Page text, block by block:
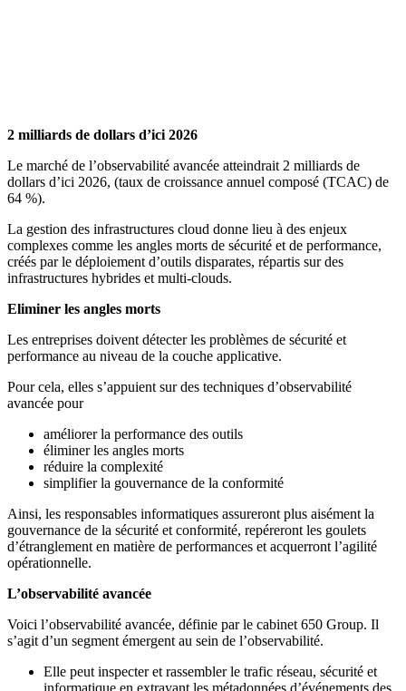
2 milliards de dollars d’ici 2026
Le marché de l’observabilité avancée atteindrait 2 milliards de
dollars d’ici 2026, (taux de croissance annuel composé (TCAC) de
64 %).
La gestion des infrastructures cloud donne lieu à des enjeux
complexes comme les angles morts de sécurité et de performance,
créés par le déploiement d’outils disparates, répartis sur des
infrastructures hybrides et multi-clouds.
Eliminer les angles morts
Les entreprises doivent détecter les problèmes de sécurité et
performance au niveau de la couche applicative.
Pour cela, elles s’appuient sur des techniques d’observabilité
avancée pour
améliorer la performance des outils
éliminer les angles morts
réduire la complexité
simplifier la gouvernance de la conformité
Ainsi, les responsables informatiques assureront plus aisément la
gouvernance de la sécurité et conformité, repéreront les goulets
d’étranglement en matière de performances et acquerront l’agilité
opérationnelle.
L’observabilité avancée
Voici l’observabilité avancée, définie par le cabinet 650 Group. Il
s’agit d’un segment émergent au sein de l’observabilité.
Elle peut inspecter et rassembler le trafic réseau, sécurité et
informatique en extrayant les métadonnées d’événements des